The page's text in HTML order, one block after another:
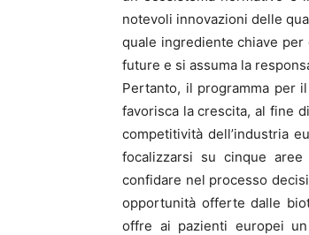
notevoli innovazioni delle
quale ingrediente chiave per
future e si assuma la
Pertanto, il programma per
favorisca la crescita, al fine
competitività dell’industria
focalizzarsi su cinque
confidare nel processo
opportunità offerte dalle
offre ai pazienti europei un